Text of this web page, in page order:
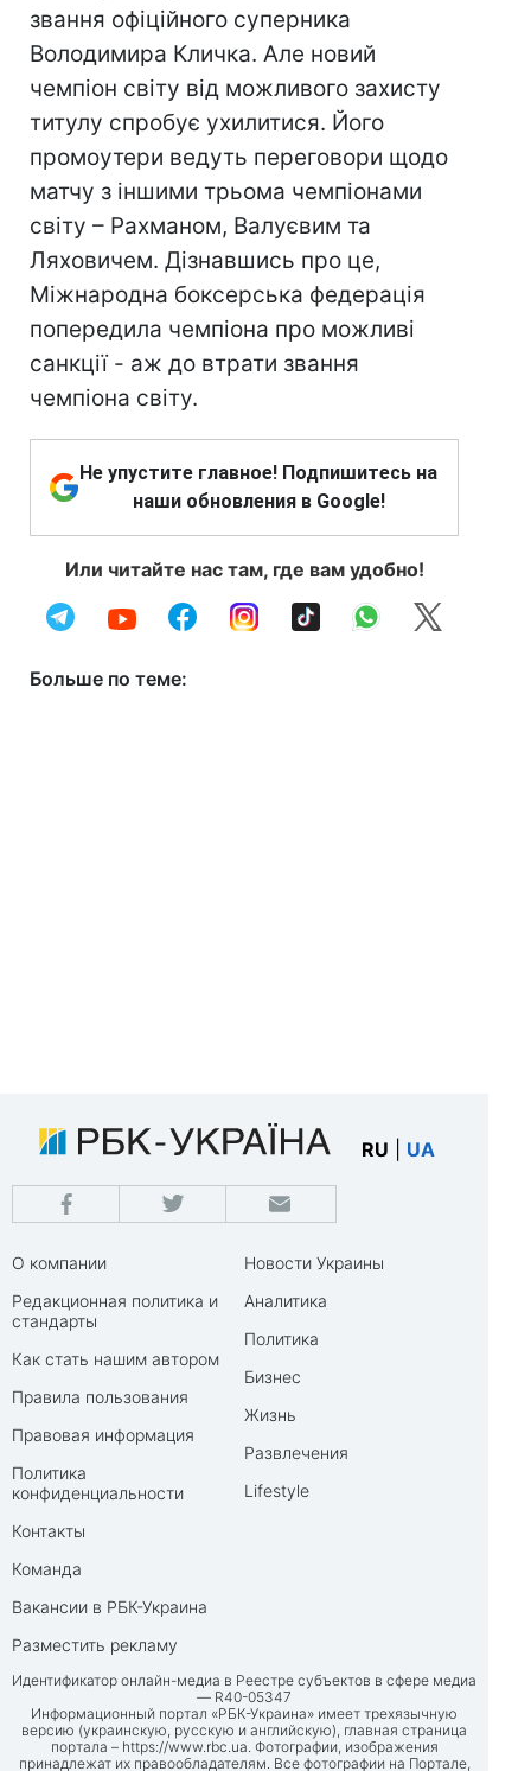
звання офіційного суперника
Володимира Кличка. Але новий
чемпіон світу від можливого захисту
титулу спробує ухилитися. Його
промоутери ведуть переговори щодо
матчу з іншими трьома чемпіонами
світу – Рахманом, Валуєвим та
Ляховичем. Дізнавшись про це,
Міжнародна боксерська федерація
попередила чемпіона про можливі
санкції - аж до втрати звання
чемпіона світу.
Не упустите главное! Подпишитесь на
наши обновления в Google!
Или читайте нас там, где вам удобно!
Больше по теме:
RU UA
О компании
Редакционная политика и
стандарты
Как стать нашим автором
Правила пользования
Правовая информация
Политика
конфиденциальности
Контакты
Команда
Вакансии в РБК-Украина
Разместить рекламу
Новости Украины
Аналитика
Политика
Бизнес
Жизнь
Развлечения
Lifestyle
Идентификатор онлайн-медиа в Реестре субъектов в сфере медиа
— R40-05347
Информационный портал «РБК-Украина» имеет трехязычную
версию (украинскую, русскую и английскую), главная страница
портала – https://www.rbc.ua. Фотографии, изображения
принадлежат их правообладателям. Все фотографии на Портале,